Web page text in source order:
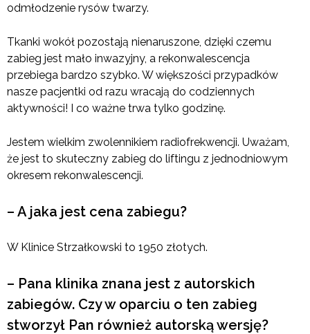
odmłodzenie rysów twarzy.
Tkanki wokół pozostają nienaruszone, dzięki czemu
zabieg jest mało inwazyjny, a rekonwalescencja
przebiega bardzo szybko. W większości przypadków
nasze pacjentki od razu wracają do codziennych
aktywności! I co ważne trwa tylko godzinę.
Jestem wielkim zwolennikiem radiofrekwencji. Uważam,
że jest to skuteczny zabieg do liftingu z jednodniowym
okresem rekonwalescencji.
– A jaka jest cena zabiegu?
W Klinice Strzałkowski to 1950 złotych.
– Pana klinika znana jest z autorskich
zabiegów. Czy w oparciu o ten zabieg
stworzył Pan również autorską wersję?